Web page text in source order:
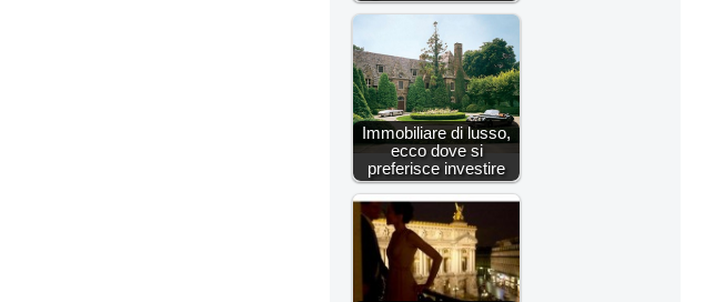
Immobiliare di lusso,
ecco dove si
preferisce investire